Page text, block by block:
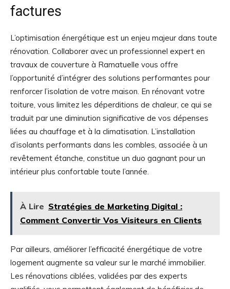
factures
L’optimisation énergétique est un enjeu majeur dans toute
rénovation. Collaborer avec un professionnel expert en
travaux de couverture à Ramatuelle vous offre
l’opportunité d’intégrer des solutions performantes pour
renforcer l’isolation de votre maison. En rénovant votre
toiture, vous limitez les déperditions de chaleur, ce qui se
traduit par une diminution significative de vos dépenses
liées au chauffage et à la climatisation. L’installation
d’isolants performants dans les combles, associée à un
revêtement étanche, constitue un duo gagnant pour un
intérieur plus confortable toute l’année.
À Lire Stratégies de Marketing Digital :
Comment Convertir Vos Visiteurs en Clients
Par ailleurs, améliorer l’efficacité énergétique de votre
logement augmente sa valeur sur le marché immobilier.
Les rénovations ciblées, validées par des experts